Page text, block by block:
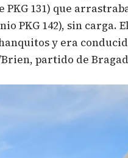
PKG 131) que
PKG 142), sin carga.
y era
partido de